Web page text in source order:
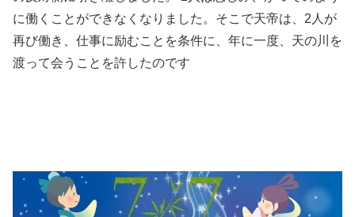
に働くことができなくなりました。そこで天帝は、2人が
再び働き、仕事に励むことを条件に、年に一度、天の川を
渡って会うことを許したのです